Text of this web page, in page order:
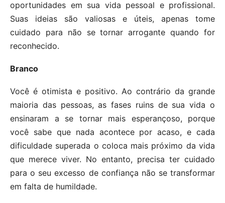
oportunidades em sua vida pessoal e profissional.
Suas ideias são valiosas e úteis, apenas tome
cuidado para não se tornar arrogante quando for
reconhecido.
Branco
Você é otimista e positivo. Ao contrário da grande
maioria das pessoas, as fases ruins de sua vida o
ensinaram a se tornar mais esperançoso, porque
você sabe que nada acontece por acaso, e cada
dificuldade superada o coloca mais próximo da vida
que merece viver. No entanto, precisa ter cuidado
para o seu excesso de confiança não se transformar
em falta de humildade.